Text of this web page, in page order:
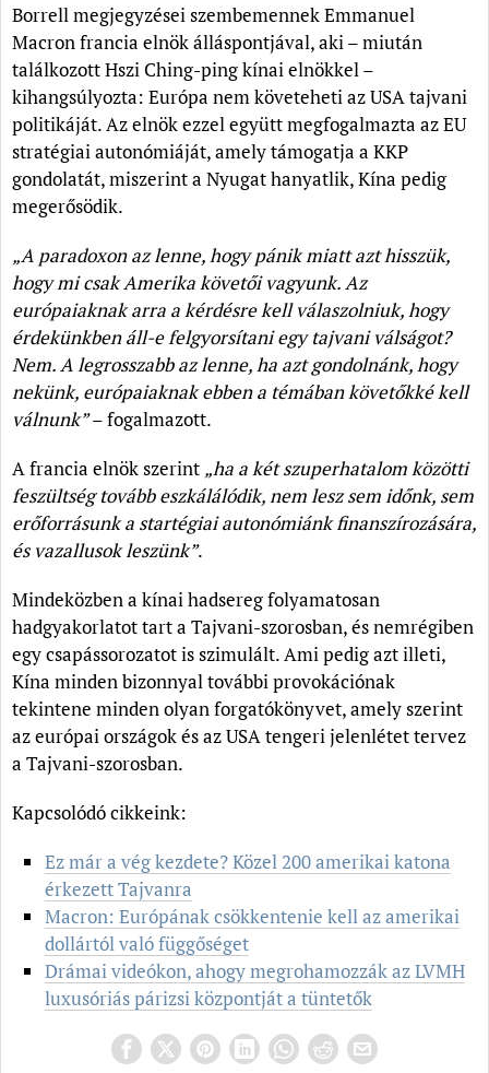
Borrell megjegyzései szembemennek Emmanuel
Macron francia elnök álláspontjával, aki – miután
találkozott Hszi Ching-ping kínai elnökkel –
kihangsúlyozta: Európa nem követeheti az USA tajvani
politikáját. Az elnök ezzel együtt megfogalmazta az EU
stratégiai autonómiáját, amely támogatja a KKP
gondolatát, miszerint a Nyugat hanyatlik, Kína pedig
megerősödik.
„A paradoxon az lenne, hogy pánik miatt azt hisszük,
hogy mi csak Amerika követői vagyunk. Az
európaiaknak arra a kérdésre kell válaszolniuk, hogy
érdekünkben áll-e felgyorsítani egy tajvani válságot?
Nem. A legrosszabb az lenne, ha azt gondolnánk, hogy
nekünk, európaiaknak ebben a témában követőkké kell
válnunk”– fogalmazott.
A francia elnök szerint „ha a két szuperhatalom közötti
feszültség tovább eszkálálódik, nem lesz sem időnk, sem
erőforrásunk a startégiai autonómiánk finanszírozására,
és vazallusok leszünk”.
Mindeközben a kínai hadsereg folyamatosan
hadgyakorlatot tart a Tajvani-szorosban, és nemrégiben
egy csapássorozatot is szimulált. Ami pedig azt illeti,
Kína minden bizonnyal további provokációnak
tekintene minden olyan forgatókönyvet, amely szerint
az európai országok és az USA tengeri jelenlétet tervez
a Tajvani-szorosban.
Kapcsolódó cikkeink:
Ez már a vég kezdete? Közel 200 amerikai katona
érkezett Tajvanra
Macron: Európának csökkentenie kell az amerikai
dollártól való függőséget
Drámai videókon, ahogy megrohamozzák az LVMH
luxusóriás párizsi központját a tüntetők